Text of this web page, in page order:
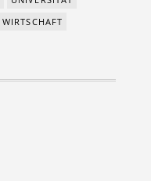
WIRTSCHAFT